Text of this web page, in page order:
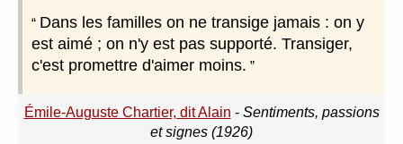
Dans les familles on ne transige jamais : on y
est aimé ; on n'y est pas supporté. Transiger,
c'est promettre d'aimer moins.
Émile-Auguste Chartier, dit Alain - Sentiments, passions
et signes (1926)